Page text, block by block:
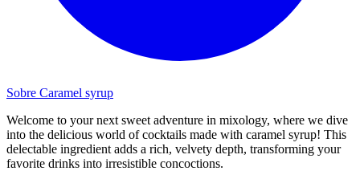
Sobre Caramel syrup
Welcome to your next sweet adventure in mixology, where we dive
into the delicious world of cocktails made with caramel syrup! This
delectable ingredient adds a rich, velvety depth, transforming your
favorite drinks into irresistible concoctions.